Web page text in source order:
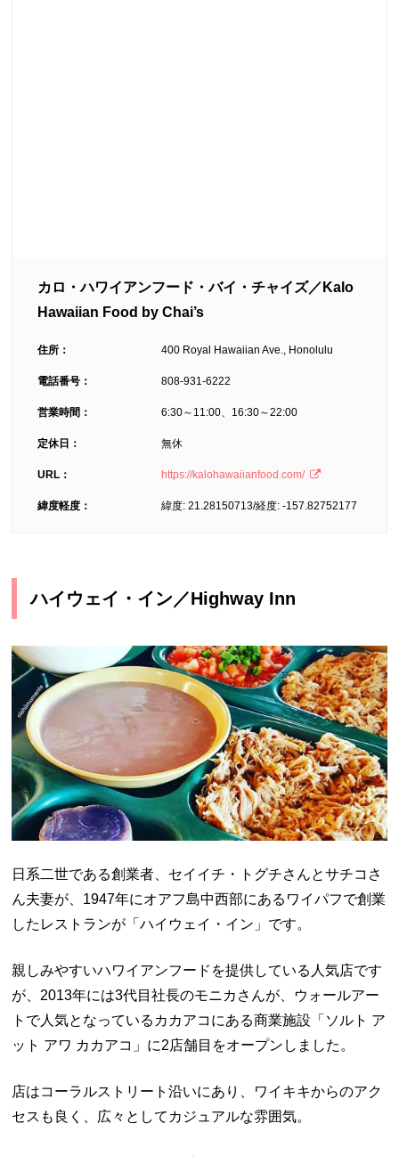
カロ・ハワイアンフード・バイ・チャイズ／Kalo
Hawaiian Food by Chai’s
住所： 400 Royal Hawaiian Ave., Honolulu
電話番号： 808-931-6222
営業時間： 6:30～11:00、16:30～22:00
定休日： 無休
URL： https://kalohawaiianfood.com/
緯度軽度： 緯度: 21.28150713/経度: -157.82752177
ハイウェイ・イン／Highway Inn
日系二世である創業者、セイイチ・トグチさんとサチコさ
ん夫妻が、1947年にオアフ島中西部にあるワイパフで創業
したレストランが「ハイウェイ・イン」です。
親しみやすいハワイアンフードを提供している人気店です
が、2013年には3代目社長のモニカさんが、ウォールアー
トで人気となっているカカアコにある商業施設「ソルト ア
ット アワ カカアコ」に2店舗目をオープンしました。
店はコーラルストリート沿いにあり、ワイキキからのアク
セスも良く、広々としてカジュアルな雰囲気。